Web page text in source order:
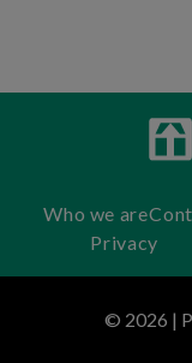
Who we are
Privacy
© 2026 |